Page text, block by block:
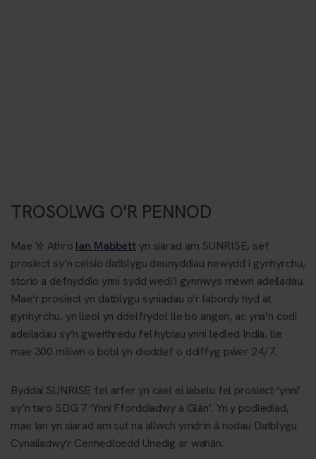
TROSOLWG O'R PENNOD
Mae Yr Athro Ian Mabbett yn siarad am SUNRISE, sef
prosiect sy’n ceisio datblygu deunyddiau newydd i gynhyrchu,
storio a defnyddio ynni sydd wedi’i gynnwys mewn adeiladau.
Mae’r prosiect yn datblygu syniadau o’r labordy hyd at
gynhyrchu, yn lleol yn ddelfrydol lle bo angen, ac yna’n codi
adeiladau sy’n gweithredu fel hybiau ynni ledled India, lle
mae 300 miliwn o bobl yn dioddef o ddiffyg pŵer 24/7.
Byddai SUNRISE fel arfer yn cael ei labelu fel prosiect ‘ynni’
sy’n taro SDG 7 ‘Ynni Fforddiadwy a Glân’. Yn y podlediad,
mae Ian yn siarad am sut na allwch ymdrin â nodau Datblygu
Cynaliadwy'r Cenhedloedd Unedig ar wahân.